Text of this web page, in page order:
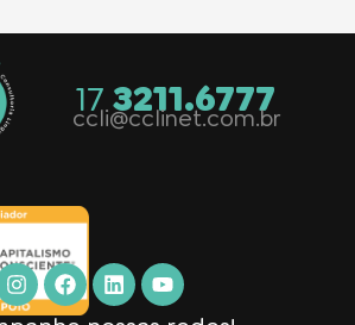
173211.6777
ccli@cclinet.com.br